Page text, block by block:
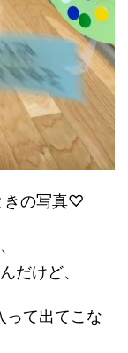
きの写真♡
だけど、
って出てこな